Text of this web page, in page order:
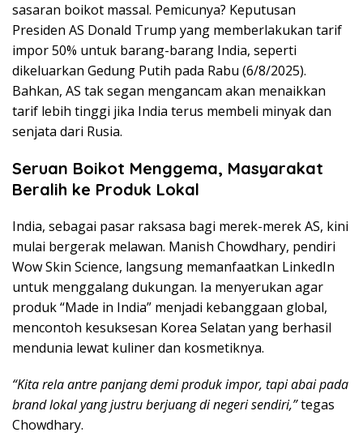
s
p
i
r
a
s
!
sasaran boikot massal. Pemicunya? Keputusan
Presiden AS Donald Trump yang memberlakukan tarif
impor 50% untuk barang-barang India, seperti
dikeluarkan Gedung Putih pada Rabu (6/8/2025).
Bahkan, AS tak segan mengancam akan menaikkan
tarif lebih tinggi jika India terus membeli minyak dan
senjata dari Rusia.
Seruan Boikot Menggema, Masyarakat
Beralih ke Produk Lokal
India, sebagai pasar raksasa bagi merek-merek AS, kini
mulai bergerak melawan. Manish Chowdhary, pendiri
Wow Skin Science, langsung memanfaatkan LinkedIn
untuk menggalang dukungan. Ia menyerukan agar
produk “Made in India” menjadi kebanggaan global,
mencontoh kesuksesan Korea Selatan yang berhasil
mendunia lewat kuliner dan kosmetiknya.
“Kita rela antre panjang demi produk impor, tapi abai pada
brand lokal yang justru berjuang di negeri sendiri,”tegas
Chowdhary.